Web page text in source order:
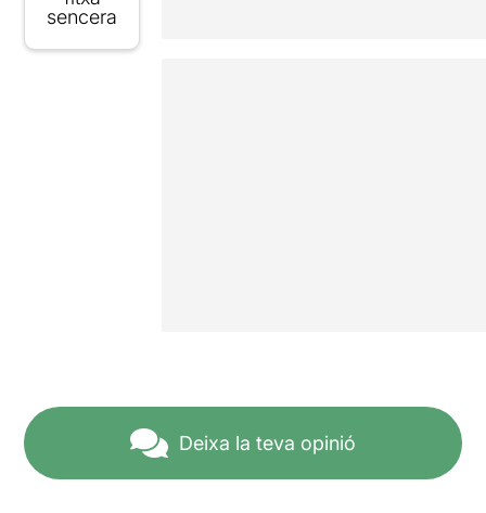
sencera
Deixa la teva opinió